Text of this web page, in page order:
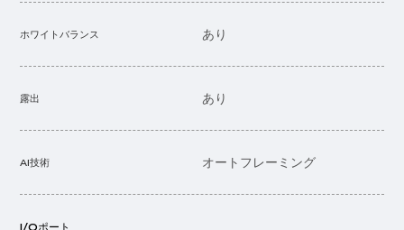
ホワイトバランス あり
露出 あり
AI技術 オートフレーミング